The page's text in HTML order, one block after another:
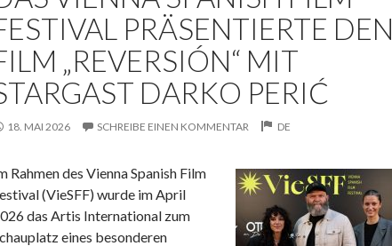
PRÄSENTIERTE DEN
„REVERSIÓN“ MIT
DARKO PERIĆ
18. MAI 2026 SCHREIBE EINEN KOMMENTAR DE
Rahmen des Vienna Spanish Film
(VieSFF) wurde im April
das Artis International zum
eines besonderen